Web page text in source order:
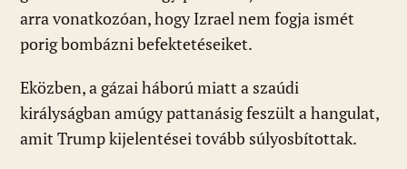
arra vonatkozóan, hogy Izrael nem fogja ismét
porig bombázni befektetéseiket.
Eközben, a gázai háború miatt a szaúdi
királyságban amúgy pattanásig feszült a hangulat,
amit Trump kijelentései tovább súlyosbítottak.